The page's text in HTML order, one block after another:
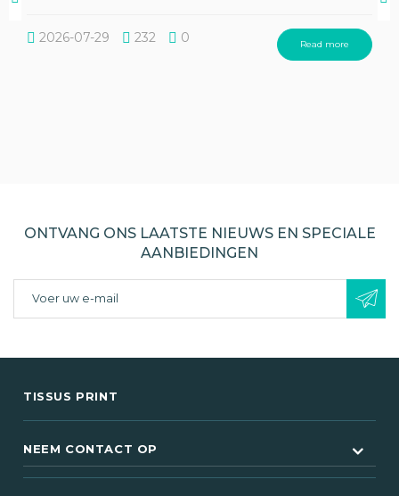
2026-07-29 232 0 Read more
ONTVANG ONS LAATSTE NIEUWS EN SPECIALE
AANBIEDINGEN
TISSUS PRINT
NEEM CONTACT OP